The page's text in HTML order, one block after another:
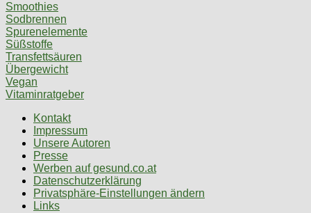
Smoothies
Sodbrennen
Spurenelemente
Süßstoffe
Transfettsäuren
Übergewicht
Vegan
Vitaminratgeber
Kontakt
Impressum
Unsere Autoren
Presse
Werben auf gesund.co.at
Datenschutzerklärung
Privatsphäre-Einstellungen ändern
Links